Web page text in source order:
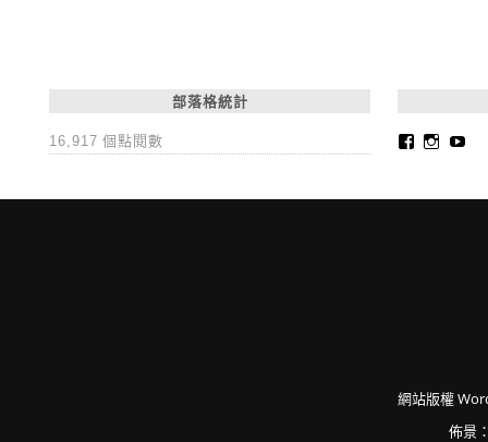
部落格統計
16,917 個點閱數
網站版權
佈景